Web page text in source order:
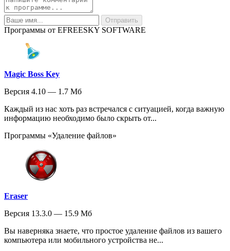
Программы от EFREESKY SOFTWARE
Magic Boss Key
Версия 4.10 — 1.7 Мб
Каждый из нас хоть раз встречался с ситуацией, когда важную
информацию необходимо было скрыть от...
Программы «Удаление файлов»
Eraser
Версия 13.3.0 — 15.9 Мб
Вы наверняка знаете, что простое удаление файлов из вашего
компьютера или мобильного устройства не...